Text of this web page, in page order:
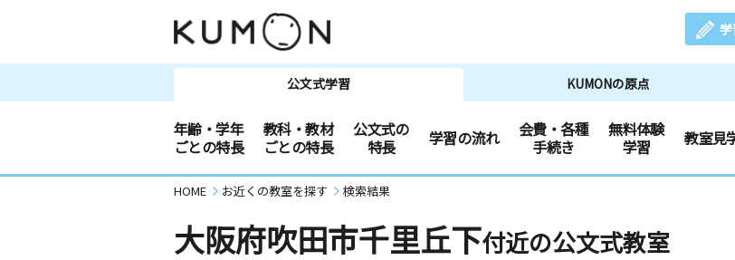
公文式学習 KUMONの原点
年齢・学年
ごとの特長
教科・教材
ごとの特長
公文式の
特長
学習の流れ
会費・各種
手続き
無料体験
学習
教室見
HOME お近くの教室を探す 検索結果
大阪府吹田市千里丘下付近の公文式教室